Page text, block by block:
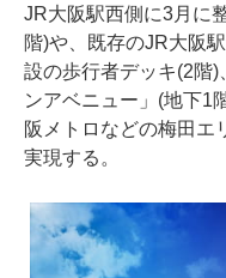
JR大阪駅西側に3月に
階)や、既存のJR大阪
設の歩行者デッキ(2階
ンアベニュー」(地下1
阪メトロなどの梅田エ
実現する。